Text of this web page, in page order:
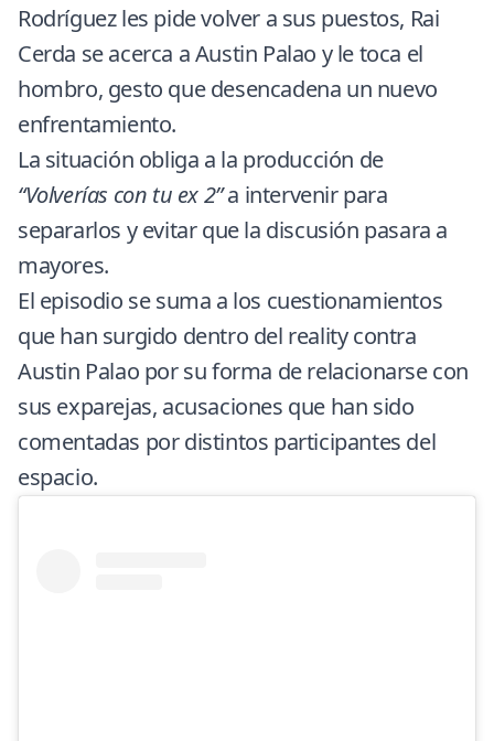
Rodríguez les pide volver a sus puestos, Rai
Cerda se acerca a Austin Palao y le toca el
hombro, gesto que desencadena un nuevo
enfrentamiento.
La situación obliga a la producción de
“Volverías con tu ex 2”a intervenir para
separarlos y evitar que la discusión pasara a
mayores.
El episodio se suma a los cuestionamientos
que han surgido dentro del reality contra
Austin Palao por su forma de relacionarse con
sus exparejas, acusaciones que han sido
comentadas por distintos participantes del
espacio.